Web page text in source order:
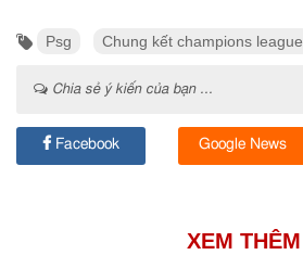
Psg Chung kết champions league
Chia sẻ ý kiến của bạn ...
Facebook Google News
XEM THÊM